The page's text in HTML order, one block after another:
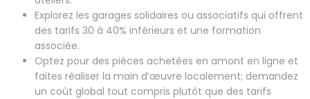
Explorez les garages solidaires ou associatifs qui offrent
des tarifs 30 à 40% inférieurs et une formation
associée.
Optez pour des pièces achetées en amont en ligne et
faites réaliser la main d’œuvre localement; demandez
un coût global tout compris plutôt que des tarifs